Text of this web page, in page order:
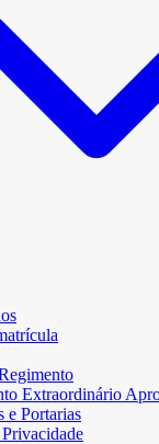
Extraordinário
e Portarias